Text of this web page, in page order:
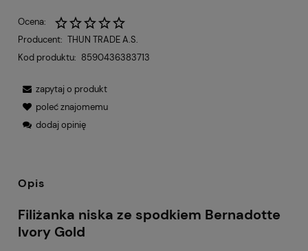
Ocena:
Producent: THUN TRADE A.S.
Kod produktu: 8590436383713
zapytaj o produkt
poleć znajomemu
dodaj opinię
Opis
Filiżanka niska ze spodkiem Bernadotte
Ivory Gold